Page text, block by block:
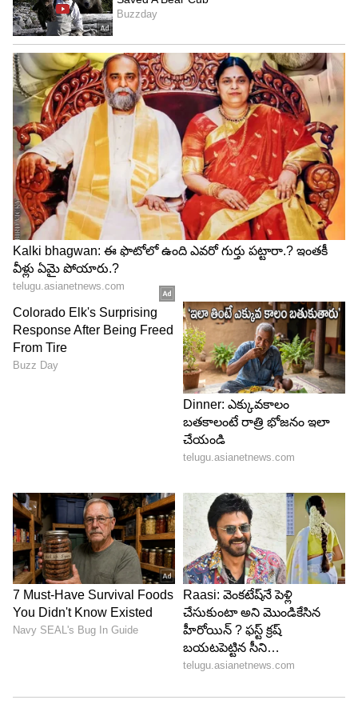
సమర్పించనున్నాను నితీష్ కుమార్.
బీజేపీకి చెందిన రేణుదేవి, సుశీల్ మోడీలకు డిప్యూటీ సీఎం
పదవులు దక్కనున్నాయి. దీంతో బీహార్ రాజకీయాలు
రసకందాయంలో పడ్డాయి. ముఖ్యమంత్రి పదవికి రాజీనామా
సమర్పించే ముందు నితీష్ కుమార్ జేడీయూ శాసనసభాపక్ష
సమావేశం నిర్వహించనున్నారని తెలుస్తోంది. ఆదివారం
సెలవుదినం అయినప్పటికీ, సచివాలయాన్ని తెరిచే
వుంచాలని ఇప్పటికే ఉన్నతాధికారులకు ఆదేశాలు
వెళ్లాయట.